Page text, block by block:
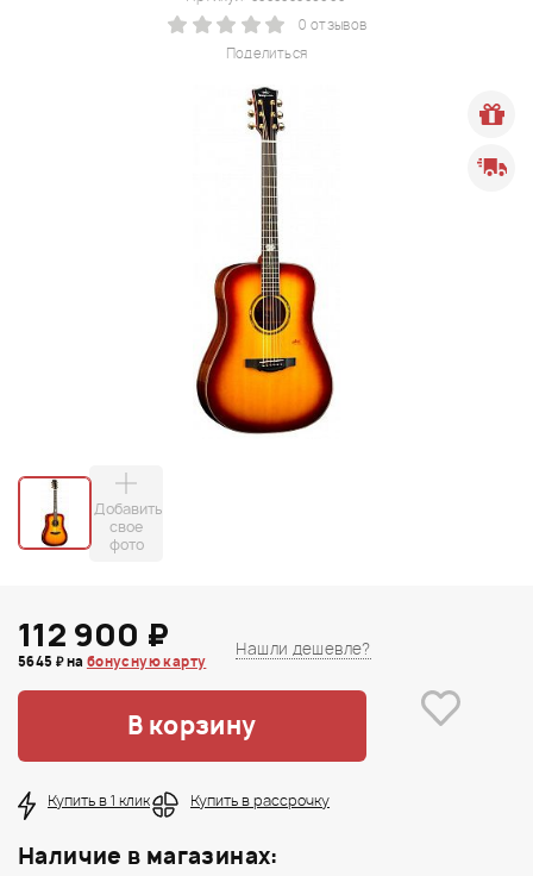
Поделиться
0 отзывов
Добавить
свое
фото
112 900 ₽
5645 ₽ на бонусную карту
Нашли дешевле?
В корзину
Купить в 1 клик Купить в рассрочку
Наличие в магазинах: